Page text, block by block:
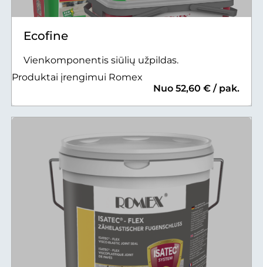
Ecofine
Vienkomponentis siūlių užpildas.
Produktai įrengimui Romex
Nuo 52,60 € / pak.